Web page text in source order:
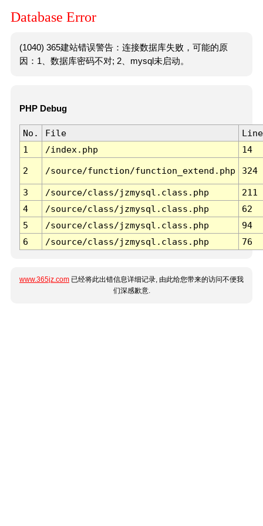
Database Error
(1040) 365建站错误警告：连接数据库失败，可能的原
因：1、数据库密码不对; 2、mysql未启动。
PHP Debug
No. File
Line
1
/index.php 14
2 /source/function/function_extend.php 324
3 /source/class/jzmysql.class.php
211
4
/source/class/jzmysql.class.php
62
5
/source/class/jzmysql.class.php
94
6
/source/class/jzmysql.class.php 76
www.365jz.com 已经将此出错信息详细记录, 由此给您带来的访问不便我
们深感歉意.